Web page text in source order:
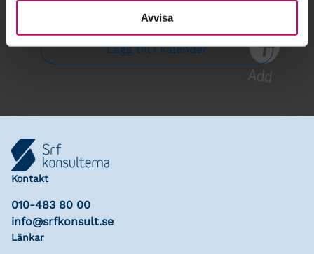
Avvisa
Gå till kalendariet
Lägg till i kalender
Kontakt
010-483 80 00
info@srfkonsult.se
Länkar